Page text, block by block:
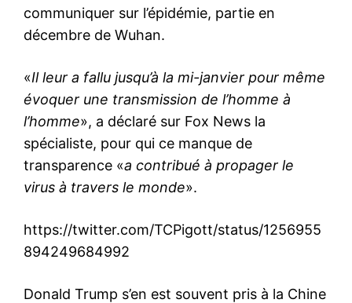
communiquer sur l’épidémie, partie en
décembre de Wuhan.
«Il leur a fallu jusqu’à la mi-janvier pour même
évoquer une transmission de l’homme à
l’homme», a déclaré sur Fox News la
spécialiste, pour qui ce manque de
transparence «a contribué à propager le
virus à travers le monde».
https://twitter.com/TCPigott/status/1256955
894249684992
Donald Trump s’en est souvent pris à la Chine